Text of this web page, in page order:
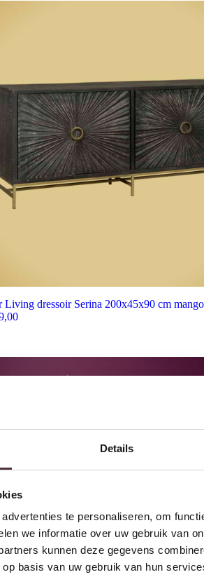
Details
te personaliseren, om
we informatie over uw gebruik van
kunnen deze gegevens
basis van uw gebruik van hun
Living dressoir Serina 200x45x90 cm